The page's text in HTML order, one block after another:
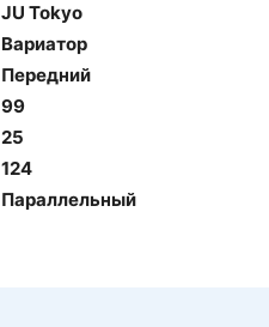
JU Tokyo
Вариатор
Передний
99
25
124
Параллельный